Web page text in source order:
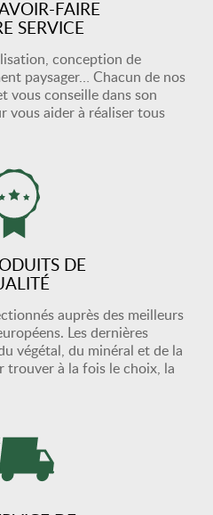
FAIRE
SERVICE
conception de
paysager… Chacun de nos
vous conseille dans son
vous aider à réaliser tous
DE
auprès des meilleurs
Les dernières
végétal, du minéral et de la
trouver à la fois le choix, la